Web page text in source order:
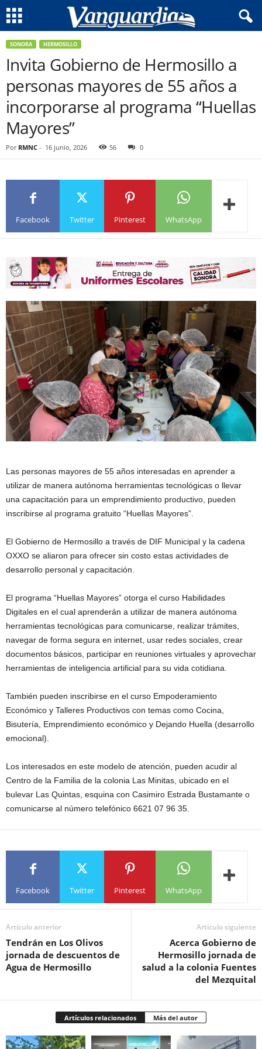
SONORA HERMOSILLO
Invita Gobierno de Hermosillo a
personas mayores de 55 años a
incorporarse al programa “Huellas
Mayores”
Por RMNC - 16 junio, 2026 56 0
Facebook Twitter Pinterest WhatsApp
Las personas mayores de 55 años interesadas en aprender a
utilizar de manera autónoma herramientas tecnológicas o llevar
una capacitación para un emprendimiento productivo, pueden
inscribirse al programa gratuito “Huellas Mayores”.
El Gobierno de Hermosillo a través de DIF Municipal y la cadena
OXXO se aliaron para ofrecer sin costo estas actividades de
desarrollo personal y capacitación.
El programa “Huellas Mayores” otorga el curso Habilidades
Digitales en el cual aprenderán a utilizar de manera autónoma
herramientas tecnológicas para comunicarse, realizar trámites,
navegar de forma segura en internet, usar redes sociales, crear
documentos básicos, participar en reuniones virtuales y aprovechar
herramientas de inteligencia artificial para su vida cotidiana.
También pueden inscribirse en el curso Empoderamiento
Económico y Talleres Productivos con temas como Cocina,
⁠Bisutería, ⁠Emprendimiento económico y ⁠Dejando Huella (desarrollo
emocional).
Los interesados en este modelo de atención, pueden acudir al
Centro de la Familia de la colonia Las Minitas, ubicado en el
bulevar Las Quintas, esquina con Casimiro Estrada Bustamante o
comunicarse al número telefónico 6621 07 96 35.
Facebook Twitter Pinterest WhatsApp
Artículo anterior
Tendrán en Los Olivos
jornada de descuentos de
Agua de Hermosillo
Artículo siguiente
Acerca Gobierno de
Hermosillo jornada de
salud a la colonia Fuentes
del Mezquital
Artículos relacionados Más del autor